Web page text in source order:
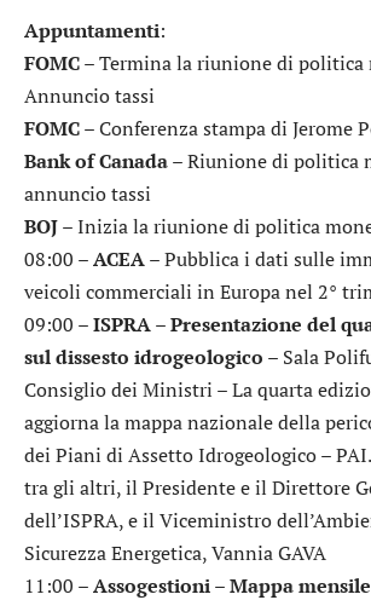
Appuntamenti:
FOMC– Termina la riunione di politica
Annuncio tassi
FOMC– Conferenza stampa di Jerome
Bank of Canada– Riunione di politica
annuncio tassi
BOJ– Inizia la riunione di politica
08:00 –ACEA– Pubblica i dati sulle
veicoli commerciali in Europa nel 2°
09:00 –ISPRA – Presentazione del
sul dissesto idrogeologico – Sala
Consiglio dei Ministri – La quarta
aggiorna la mappa nazionale della
dei Piani di Assetto Idrogeologico –
tra gli altri, il Presidente e il Direttore
dell’ISPRA, e il Viceministro
Sicurezza Energetica, Vannia GAVA
11:00 –Assogestioni – Mappa